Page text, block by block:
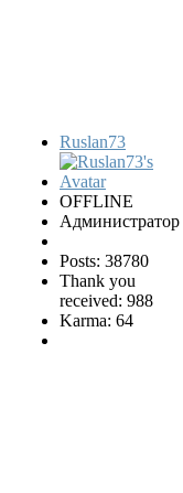
Ruslan73
OFFLINE
Администратор
Posts: 38780
Thank you
received: 988
Karma: 64